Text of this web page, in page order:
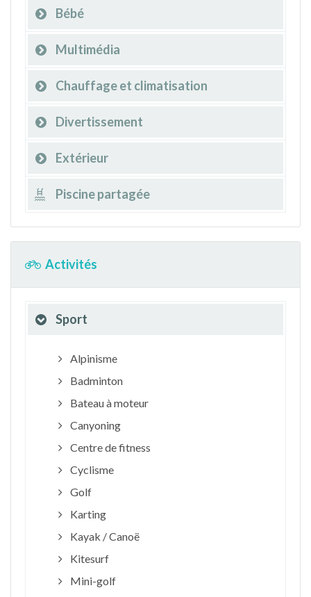
Bébé
Multimédia
Chauffage et climatisation
Divertissement
Extérieur
Piscine partagée
Activités
Sport
Alpinisme
Badminton
Bateau à moteur
Canyoning
Centre de fitness
Cyclisme
Golf
Karting
Kayak / Canoë
Kitesurf
Mini-golf